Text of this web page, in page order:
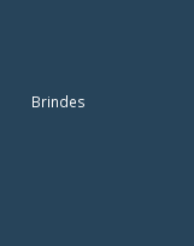
Brindes